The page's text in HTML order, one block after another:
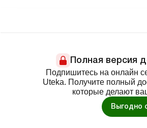
Полная версия
Подпишитесь на онлайн
Uteka. Получите полный
которые делают
Выгодно